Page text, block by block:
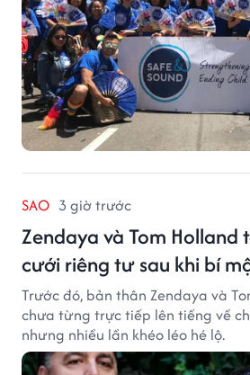
SAO 3 giờ trước
Zendaya và Tom Holland
cưới riêng tư sau khi bí
Trước đó, bản thân Zendaya và
chưa từng trực tiếp lên tiếng về
nhưng nhiều lần khéo léo hé lộ.